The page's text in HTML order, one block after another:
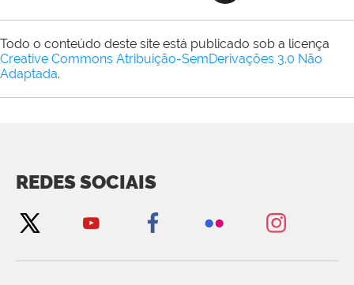
Todo o conteúdo deste site está publicado sob a licença
Creative Commons Atribuição-SemDerivações 3.0 Não
Adaptada.
REDES SOCIAIS